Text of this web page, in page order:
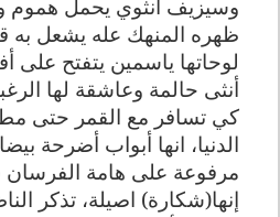
وسيزيف انثوي يحمل
ظهره المنهك عله يشعل به
لوحاتها ياسمين يتفتح على
أنثى حالمة وعاشقة لها
كي تسافر مع القمر حتى
الدنيا، انها أبواب أضرحة
مرفوعة على هامة الفرسان
إنها(شكارة) اصيلة، تذكر